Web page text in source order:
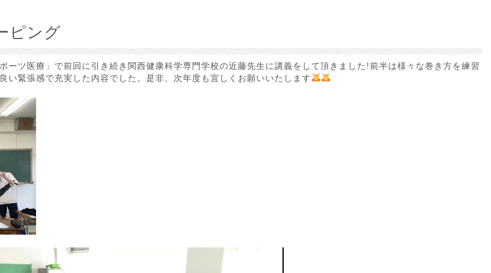
ピング
ツ医療」で前回に引き続き関西健康科学専門学校の近藤先生に講義をして頂きました!前半は様々な巻き方を練習
い緊張感で充実した内容でした。是非、次年度も宜しくお願いいたします